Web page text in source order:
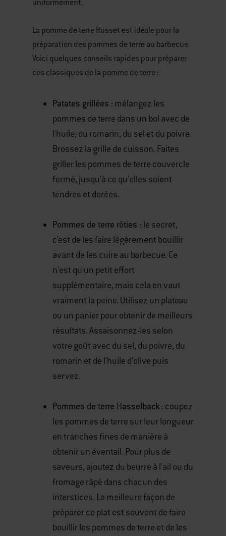
uniformément.
La pomme de terre Russet est idéale pour la
préparation des pommes de terre au barbecue.
Voici quelques conseils rapides pour préparer
ces classiques de la pomme de terre :
Patates grillées : mélangez les
pommes de terre dans un bol avec de
l'huile, du romarin, du sel et du poivre.
Brossez la grille de cuisson. Faites
griller les pommes de terre couvercle
fermé, jusqu'à ce qu'elles soient
tendres et dorées.
Pommes de terre rôties : le secret,
c’est de les faire légèrement bouillir
avant de les cuire au barbecue. Ce
n'est qu'un petit effort
supplémentaire, mais cela en vaut
vraiment la peine. Utilisez un plateau
ou un panier pour obtenir de meilleurs
résultats. Assaisonnez-les selon
votre goût avec du sel, du poivre, du
romarin et de l'huile d'olive puis
servez.
Pommes de terre Hasselback: coupez
les pommes de terre sur leur longueur
en tranches fines de manière à
obtenir un éventail. Pour plus de
saveurs, ajoutez du beurre à l'ail ou du
fromage râpé dans chacun des
interstices. La meilleure façon de
préparer ce plat est souvent de faire
bouillir les pommes de terre et de les